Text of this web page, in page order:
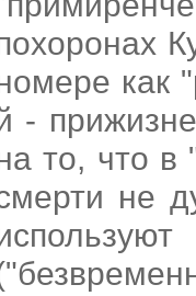
как
-
то, что в
не